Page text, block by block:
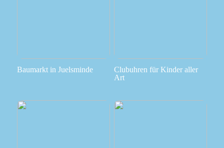
Baumarkt in Juelsminde
Clubuhren für Kinder aller
Art